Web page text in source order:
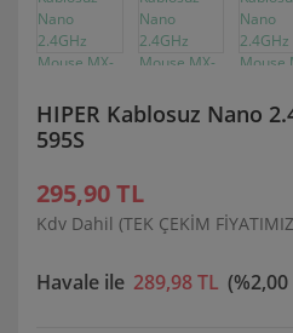
HIPER Kablosuz Nano
595S
295,90 TL
Kdv Dahil (TEK ÇEKİM
Havale ile 289,98 TL